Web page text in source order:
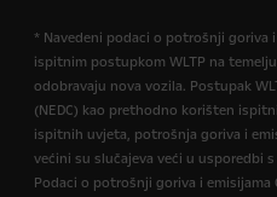
* Navedeni podaci o potrošnji goriva i
ispitnim postupkom WLTP na
odobravaju nova vozila. Postupak
(NEDC) kao prethodno korišten
ispitnih uvjeta, potrošnja goriva i
većini su slučajeva veći u usporedbi
Podaci o potrošnji goriva i emisijama